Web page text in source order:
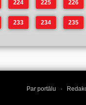
224 225 226
233 234 235
Par portālu ·